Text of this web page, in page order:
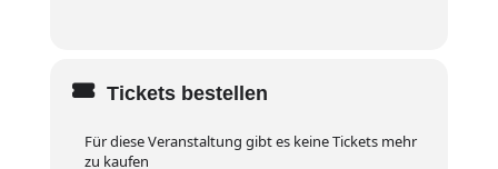
Tickets bestellen
Für diese Veranstaltung gibt es keine Tickets mehr
zu kaufen